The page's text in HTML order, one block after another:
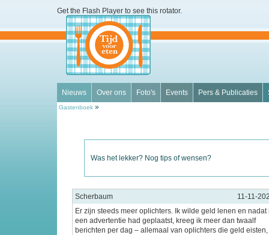
Get the Flash Player to see this rotator.
Nieuws Over ons Foto's Events Pers & Publicaties
Gastenboek »
Was het lekker? Nog tips of wensen?
Scherbaum
11-11-
Er zijn steeds meer oplichters. Ik wilde geld lenen en nadat
een advertentie had geplaatst, kreeg ik meer dan twaalf
berichten per dag – allemaal van oplichters die geld eisten,